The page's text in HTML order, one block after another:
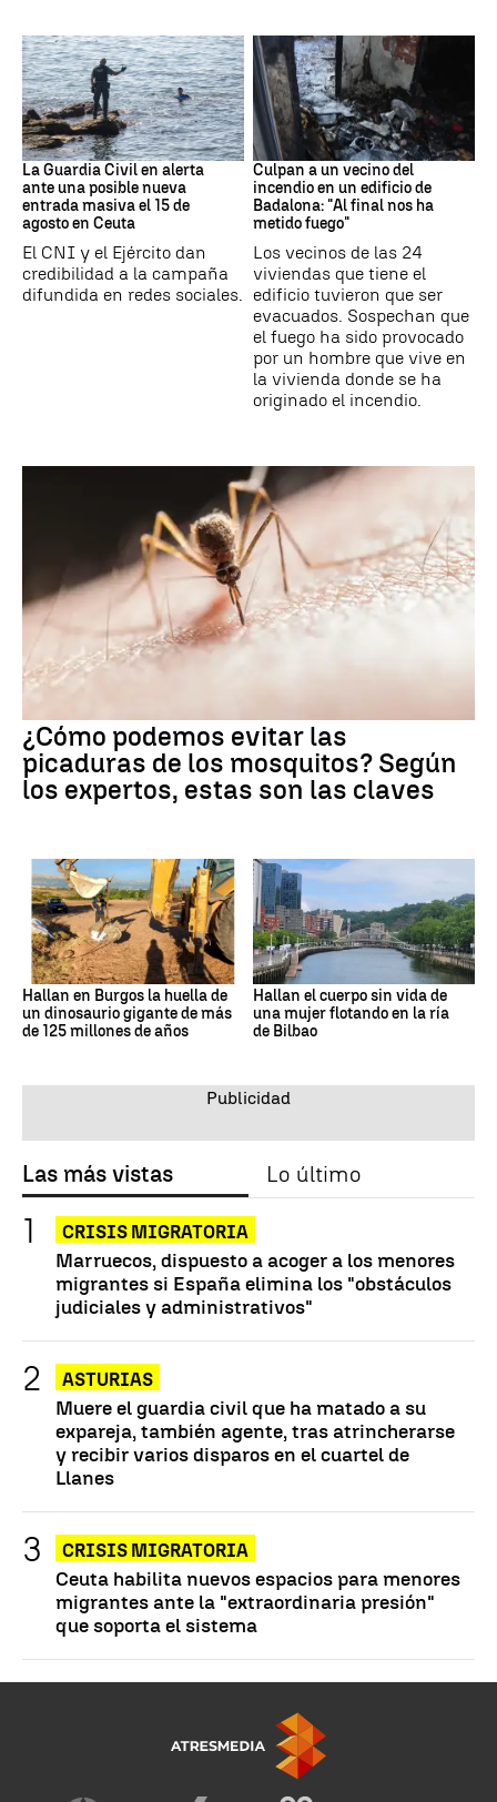
Ceuta
La Guardia Civil en alerta
ante una posible nueva
entrada masiva el 15 de
agosto en Ceuta
El CNI y el Ejército dan
credibilidad a la campaña
difundida en redes sociales.
Cataluña
Culpan a un vecino del
incendio en un edificio de
Badalona: "Al final nos ha
metido fuego"
Los vecinos de las 24
viviendas que tiene el
edificio tuvieron que ser
evacuados. Sospechan que
el fuego ha sido provocado
por un hombre que vive en
la vivienda donde se ha
originado el incendio.
¿Cómo podemos evitar las
picaduras de los mosquitos? Según
los expertos, estas son las claves
Hallan en Burgos la huella de
un dinosaurio gigante de más
de 125 millones de años
Hallan el cuerpo sin vida de
una mujer flotando en la ría
de Bilbao
Las más vistas Lo último
CRISIS MIGRATORIA
Marruecos, dispuesto a acoger a los menores
migrantes si España elimina los "obstáculos
judiciales y administrativos"
ASTURIAS
Muere el guardia civil que ha matado a su
expareja, también agente, tras atrincherarse
y recibir varios disparos en el cuartel de
Llanes
CRISIS MIGRATORIA
Ceuta habilita nuevos espacios para menores
migrantes ante la "extraordinaria presión"
que soporta el sistema